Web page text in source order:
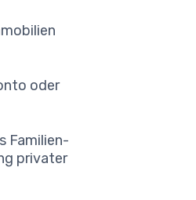
oder
Familien-
privater